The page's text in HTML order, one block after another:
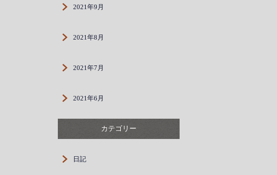
2021年9月
2021年8月
2021年7月
2021年6月
カテゴリー
日記